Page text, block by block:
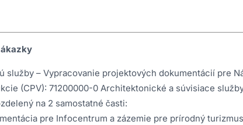
služby – Vypracovanie projektových dokumentácií pre
(CPV): 71200000-0 Architektonické a súvisiace
na 2 samostatné časti:
pre Infocentrum a zázemie pre prírodný